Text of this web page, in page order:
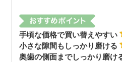
手頃な価格で買い替えやすい
小さな隙間もしっかり磨ける
奥歯の側面までしっかり磨け